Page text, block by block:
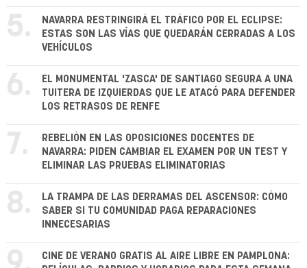
5.
NAVARRA RESTRINGIRÁ EL TRÁFICO POR EL ECLIPSE:
ESTAS SON LAS VÍAS QUE QUEDARÁN CERRADAS A LOS
VEHÍCULOS
6.
EL MONUMENTAL 'ZASCA' DE SANTIAGO SEGURA A UNA
TUITERA DE IZQUIERDAS QUE LE ATACÓ PARA DEFENDER
LOS RETRASOS DE RENFE
7.
REBELIÓN EN LAS OPOSICIONES DOCENTES DE
NAVARRA: PIDEN CAMBIAR EL EXAMEN POR UN TEST Y
ELIMINAR LAS PRUEBAS ELIMINATORIAS
8.
LA TRAMPA DE LAS DERRAMAS DEL ASCENSOR: CÓMO
SABER SI TU COMUNIDAD PAGA REPARACIONES
INNECESARIAS
CINE DE VERANO GRATIS AL AIRE LIBRE EN PAMPLONA: